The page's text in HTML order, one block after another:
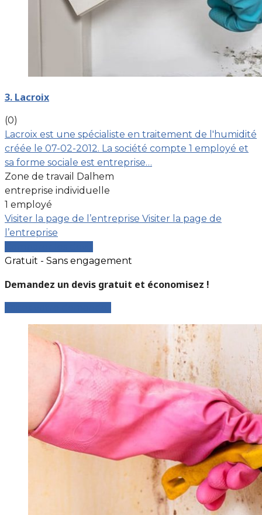
3. Lacroix
(0)
Lacroix est une spécialiste en traitement de l'humidité
créée le 07-02-2012. La société compte 1 employé et
sa forme sociale est entreprise…
Zone de travail Dalhem
entreprise individuelle
1 employé
Visiter la page de l’entreprise Visiter la page de
l’entreprise
Gratuit - Sans engagement
Demandez un devis gratuit et économisez !